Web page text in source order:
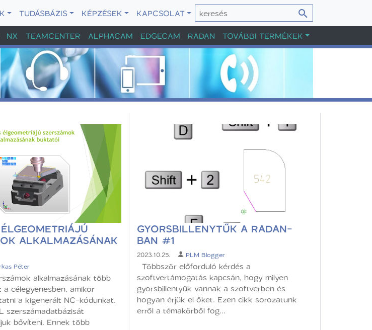
TUDÁSBÁZIS KÉPZÉSEK
KAPCSOLAT
NX TEAMCENTER ALPHACAM EDGECAM RADAN TOVÁBBI TERMÉKEK
ALKALMAZÁSÁNAK
Péter
alkalmazásának több
célegyenesben, amikor
a kigenerált NC-kódunkat.
szerszámadatbázisát
bővíteni. Ennek több
GYORSBILLENYTŰK A RADAN-
BAN #1
2023.10.25. PLM Blogger
Többször előforduló kérdés a
szoftvertámogatás kapcsán, hogy milyen
gyorsbillentyűk vannak a szoftverben és
hogyan érjük el őket. Ezen cikk sorozatunk
erről a témakörből fog...